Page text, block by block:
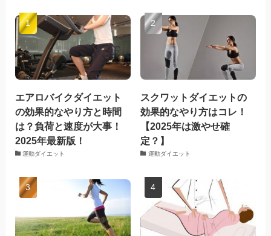
エアロバイクダイエット
の効果的なやり方と時間
は？負荷と速度が大事！
2025年最新版！
運動ダイエット
スクワットダイエットの
効果的なやり方はコレ！
【2025年は激やせ確
定？】
運動ダイエット